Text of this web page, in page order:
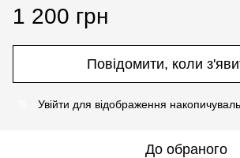
1 200 грн
Повідомити, коли
Увійти для відображення
До обраного